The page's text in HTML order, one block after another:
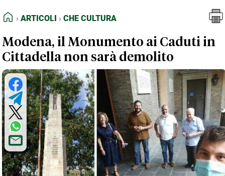
FEED RSS
NORMATIVE DEONTOLOGICHE
TERMINI e CONDIZIONI
Articoli
Che Cultura
HOME
ARTICOLI CHE CULTURA
Modena, il Monumento ai Caduti in
Cittadella non sarà demolito